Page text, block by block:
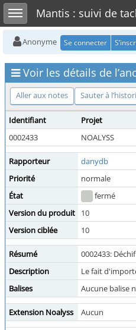
Toggle sidebarMantis : suivi de
Anonyme Se connecter
Voir les détails de
Aller aux notes Sauter à
Identifiant Projet
0002433
NOALYSS
Rapporteur danydb
Priorité
normale
État
fermé
Version du produit
10
Version ciblée
10
Résumé
0002433:
Description
Le fait
Balises
Aucune balise
Extension Noalyss Aucun